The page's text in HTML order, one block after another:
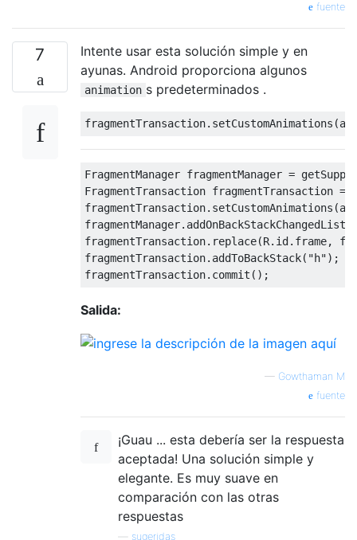
fuente
7
Intente usar esta solución simple y en
ayunas. Android proporciona algunos
animation s predeterminados .
fragmentTransaction. setCustomAnimations (
FragmentManager fragmentManager =
FragmentTransaction fragmentTransaction =
fragmentTransaction. setCustomAnimations (
fragmentManager.
fragmentTransaction. replace(R. id . frame,
fragmentTransaction. addToBackStack( "h");
fragmentTransaction. commit ();
Salida:
— Gowthaman M
fuente
¡Guau ... esta debería ser la respuesta
aceptada! Una solución simple y
elegante. Es muy suave en
comparación con las otras
respuestas
sugeridas